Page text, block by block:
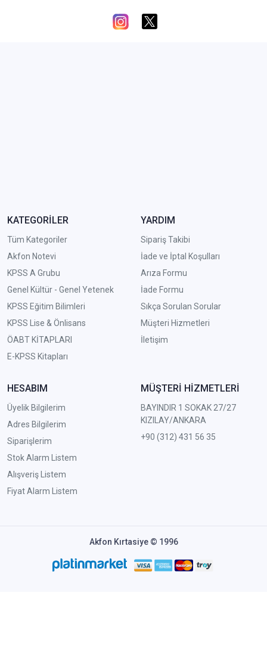
KATEGORİLER
Tüm Kategoriler
Akfon Notevi
KPSS A Grubu
Genel Kültür - Genel Yetenek
KPSS Eğitim Bilimleri
KPSS Lise & Önlisans
ÖABT KİTAPLARI
E-KPSS Kitapları
YARDIM
Sipariş Takibi
İade ve İptal Koşulları
Arıza Formu
İade Formu
Sıkça Sorulan Sorular
Müşteri Hizmetleri
İletişim
HESABIM
Üyelik Bilgilerim
Adres Bilgilerim
Siparişlerim
Stok Alarm Listem
Alışveriş Listem
Fiyat Alarm Listem
MÜŞTERİ HİZMETLERİ
BAYINDIR 1 SOKAK 27/27
KIZILAY/ANKARA
+90 (312) 431 56 35
Akfon Kırtasiye © 1996